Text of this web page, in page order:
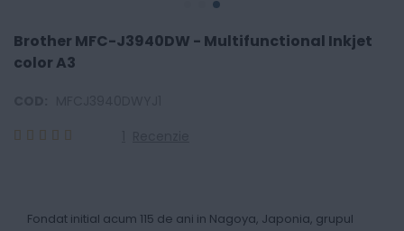
Brother MFC-J3940DW - Multifunctional Inkjet
color A3
Fondat initial acum 115 de ani in Nagoya, Japonia, grupul